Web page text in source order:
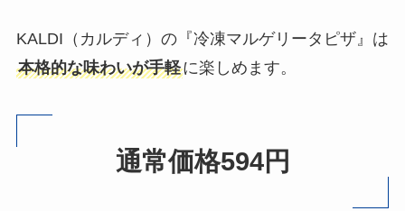
KALDI（カルディ）の『冷凍マルゲリータピザ』は
本格的な味わいが手軽に楽しめます。
通常価格594円